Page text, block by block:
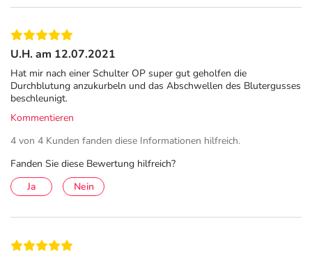
90571 Schwaig
elektronische Adresse: info@retterspitz.de |
www.retterspitz.de
Angaben gem. EU-Produktsicherheitsverordnung (GPSR)
anzeigen
DasPDF des Beipackzettelskönnen Sie sich oben
U.H. am 12.07.2021
Hat mir nach einer Schulter OP super gut geholfen die
Durchblutung anzukurbeln und das Abschwellen des Blutergusses
beschleunigt.
Kommentieren
4 von 4 Kunden fanden diese Informationen hilfreich.
Fanden Sie diese Bewertung hilfreich?
Ja
Nein